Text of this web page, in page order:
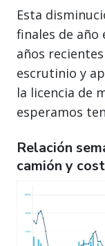
Esta
finales de año
años
escrutinio y
la licencia de
esperamos
Relación
camión y